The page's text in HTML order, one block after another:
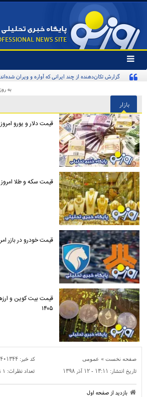
تغییر
وضعیت
منوی
ها
گزارش تکان‌دهنده از چند ایرانی که آواره و ویران شده‌اند
به روز شده
بازار
قیمت دلار و یورو امروز دوشنبه
قیمت سکه و طلا امروز دوشنبه
قیمت خودرو در بازر امروز ۱۹
۱۴۰۵
صفحه نخست » عمومی کد خبر: ۴۰۱۳۴۴
تاریخ انتشار: ۱۳:۱۱ - ۱۲ آذر ۱۳۹۸ تعداد نظرات: ۱ نظر
بازدید از صفحه اول